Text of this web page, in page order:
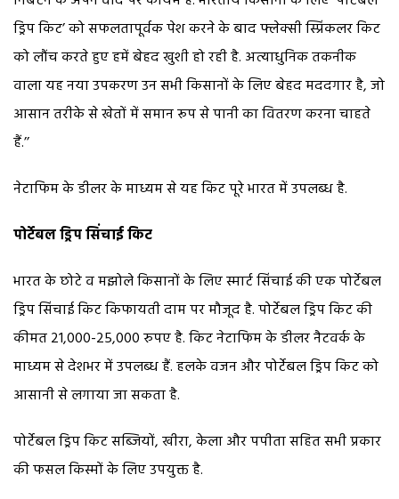
ड्रिप किट’ को सफलतापूर्वक पेश करने के बाद फ्लेक्सी स्प्रिंकलर किट
को लौंच करते हुए हमें बेहद खुशी हो रही है. अत्याधुनिक तकनीक
वाला यह नया उपकरण उन सभी किसानों के लिए बेहद मददगार है, जो
आसान तरीके से खेतों में समान रूप से पानी का वितरण करना चाहते
हैं.’’
नेटाफिम के डीलर के माध्यम से यह किट पूरे भारत में उपलब्ध है.
पोर्टेबल ड्रिप सिंचाई किट
भारत के छोटे व मझोले किसानों के लिए स्मार्ट सिंचाई की एक पोर्टेबल
ड्रिप सिंचाई किट किफायती दाम पर मौजूद है. पोर्टेबल ड्रिप किट की
कीमत 21,000-25,000 रुपए है. किट नेटाफिम के डीलर नैटवर्क के
माध्यम से देशभर में उपलब्ध हैं. हलके वजन और पोर्टेबल ड्रिप किट को
आसानी से लगाया जा सकता है.
पोर्टेबल ड्रिप किट सब्जियों, खीरा, केला और पपीता सहित सभी प्रकार
की फसल किस्मों के लिए उपयुक्त है.